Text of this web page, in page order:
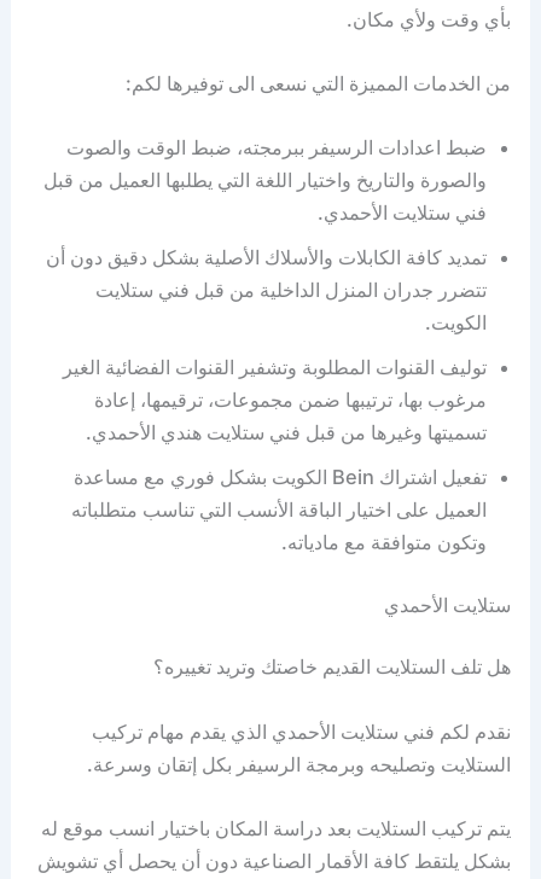
بأي وقت ولأي مكان.
من الخدمات المميزة التي نسعى الى توفيرها لكم:
ضبط اعدادات الرسيفر ببرمجته، ضبط الوقت والصوت
والصورة والتاريخ واختيار اللغة التي يطلبها العميل من قبل
فني ستلايت الأحمدي.
تمديد كافة الكابلات والأسلاك الأصلية بشكل دقيق دون أن
تتضرر جدران المنزل الداخلية من قبل فني ستلايت
الكويت.
توليف القنوات المطلوبة وتشفير القنوات الفضائية الغير
مرغوب بها، ترتيبها ضمن مجموعات، ترقيمها، إعادة
تسميتها وغيرها من قبل فني ستلايت هندي الأحمدي.
تفعيل اشتراك Bein الكويت بشكل فوري مع مساعدة
العميل على اختيار الباقة الأنسب التي تناسب متطلباته
وتكون متوافقة مع مادياته.
ستلايت الأحمدي
هل تلف الستلايت القديم خاصتك وتريد تغييره؟
نقدم لكم فني ستلايت الأحمدي الذي يقدم مهام تركيب
الستلايت وتصليحه وبرمجة الرسيفر بكل إتقان وسرعة.
يتم تركيب الستلايت بعد دراسة المكان باختيار انسب موقع له
بشكل يلتقط كافة الأقمار الصناعية دون أن يحصل أي تشويش